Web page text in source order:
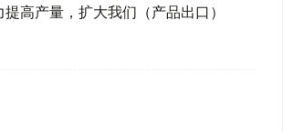
高产量，扩大我们（产品出口）